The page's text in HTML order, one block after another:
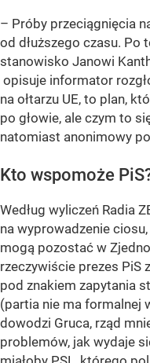
– Próby przeciągnięcia
od dłuższego czasu. Po
stanowisko Janowi
opisuje informator
na ołtarzu UE, to plan,
po głowie, ale czym to
natomiast anonimowy
Kto wspomoże
Według wyliczeń Radia
na wyprowadzenie
mogą pozostać w
rzeczywiście prezes PiS
pod znakiem zapytania
(partia nie ma formalnej
dowodzi Gruca, rząd
problemów, jak wydaje